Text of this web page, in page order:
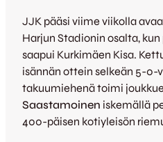
JJK pääsi viime viikolla
Harjun Stadionin osalta,
saapui Kurkimäen Kisa.
isännän ottein selkeän 5-0-
takuumiehenä toimi
Saastamoinen iskemällä
400-päisen kotiyleisön